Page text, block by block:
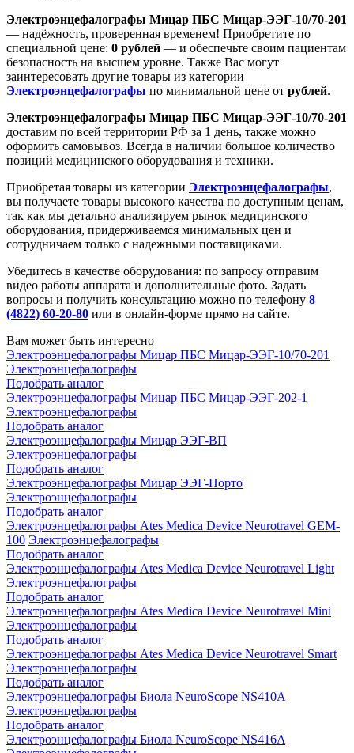
Электроэнцефалографы Мицар ПБС Мицар-ЭЭГ-10/70-201
— надёжность, проверенная временем! Приобретите по
специальной цене: 0 рублей — и обеспечьте своим пациентам
безопасность на высшем уровне. Также Вас могут
заинтересовать другие товары из категории
Электроэнцефалографы по минимальной цене от рублей.
Электроэнцефалографы Мицар ПБС Мицар-ЭЭГ-10/70-201
доставим по всей территории РФ за 1 день, также можно
оформить самовывоз. Всегда в наличии большое количество
позиций медицинского оборудования и техники.
Приобретая товары из категории Электроэнцефалографы,
вы получаете товары высокого качества по доступным ценам,
так как мы детально анализируем рынок медицинского
оборудования, придерживаемся минимальных цен и
сотрудничаем только с надежными поставщиками.
Убедитесь в качестве оборудования: по запросу отправим
видео работы аппарата и дополнительные фото. Задать
вопросы и получить консультацию можно по телефону 8
(4822) 60-20-80 или в онлайн-форме прямо на сайте.
Вам может быть интересно
Электроэнцефалографы Мицар ПБС Мицар-ЭЭГ-10/70-201
Электроэнцефалографы
Подобрать аналог
Электроэнцефалографы Мицар ПБС Мицар-ЭЭГ-202-1
Электроэнцефалографы
Подобрать аналог
Электроэнцефалографы Мицар ЭЭГ-ВП
Электроэнцефалографы
Подобрать аналог
Электроэнцефалографы Мицар ЭЭГ-Порто
Электроэнцефалографы
Подобрать аналог
Электроэнцефалографы Ates Medica Device Neurotravel GEM-
100 Электроэнцефалографы
Подобрать аналог
Электроэнцефалографы Ates Medica Device Neurotravel Light
Электроэнцефалографы
Подобрать аналог
Электроэнцефалографы Ates Medica Device Neurotravel Mini
Электроэнцефалографы
Подобрать аналог
Электроэнцефалографы Ates Medica Device Neurotravel Smart
Электроэнцефалографы
Подобрать аналог
Электроэнцефалографы Биола NeuroScope NS410A
Электроэнцефалографы
Подобрать аналог
Электроэнцефалографы Биола NeuroScope NS416A